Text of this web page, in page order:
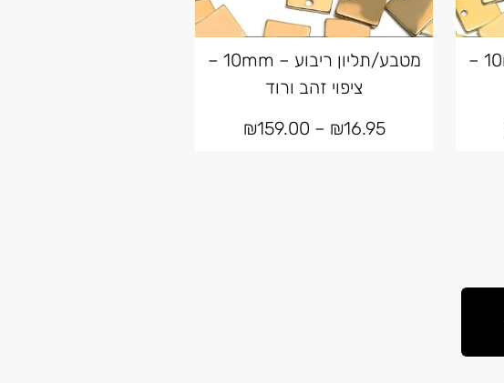
מטבע/תליון ריבוע – 10mm –
מטבע/תליון ריבוע – 10mm –
ציפוי זהב ורוד
₪16.95
–
₪159.00